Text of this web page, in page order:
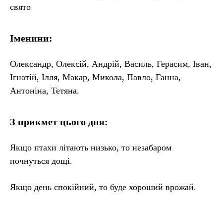
свято
Іменини:
Олександр, Олексій, Андрій, Василь, Герасим, Іван,
Ігнатій, Ілля, Макар, Микола, Павло, Ганна,
Антоніна, Тетяна.
З прикмет цього дня:
Якщо птахи літають низько, то незабаром
почнуться дощі.
Якщо день спокійний, то буде хороший врожай.